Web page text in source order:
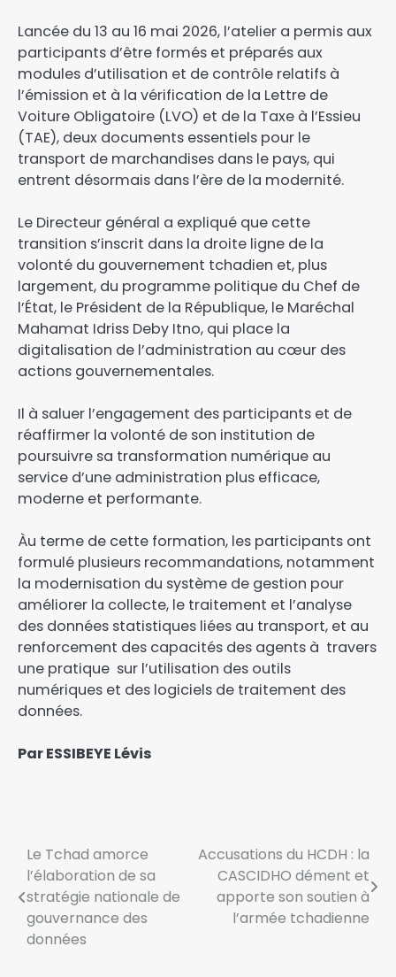
‎Lancée du 13 au 16 mai 2026, l’atelier a permis aux
participants d’être formés et préparés aux
modules d’utilisation et de contrôle relatifs à
l’émission et à la vérification de la Lettre de
Voiture Obligatoire (LVO) et de la Taxe à l’Essieu
(TAE), deux documents essentiels pour le
transport de marchandises dans le pays, qui
entrent désormais dans l’ère de la modernité.
‎Le Directeur général a expliqué que cette
transition s’inscrit dans la droite ligne de la
volonté du gouvernement tchadien et, plus
largement, du programme politique du Chef de
l’État, le Président de la République, le Maréchal
Mahamat Idriss Deby Itno, qui place la
digitalisation de l’administration au cœur des
actions gouvernementales.
‎Il à saluer l’engagement des participants et de
réaffirmer la volonté de son institution de
poursuivre sa transformation numérique au
service d’une administration plus efficace,
moderne et performante.
‎Àu terme de cette formation, les participants ont
formulé plusieurs recommandations, notamment
la modernisation du système de gestion pour
améliorer la collecte, le traitement et l’analyse
des données statistiques liées au transport, et au
renforcement des capacités des agents à travers
une pratique sur l’utilisation des outils
numériques et des logiciels de traitement des
données.
Par ESSIBEYE Lévis
Le Tchad amorce
l’élaboration de sa
stratégie nationale de
gouvernance des
données
Accusations du HCDH : la
CASCIDHO dément et
apporte son soutien à
l’armée tchadienne